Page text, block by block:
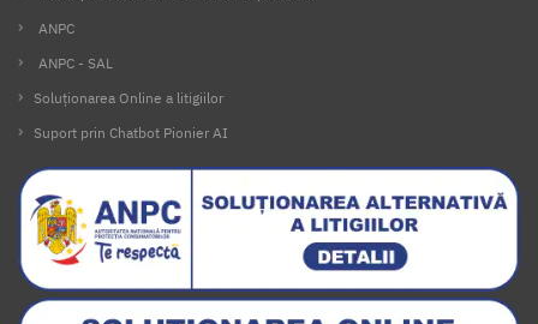
ANPC
ANPC - SAL
Soluționarea Online a litigiilor
Suport prin Chatbot Pionier AI